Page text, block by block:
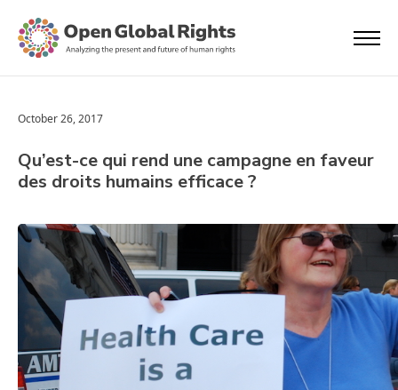
October 26, 2017
Qu’est-ce qui rend une campagne en faveur
des droits humains efficace ?